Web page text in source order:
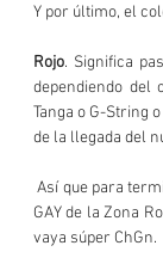
Y por último, el
Rojo. Significa
dependiendo del
Tanga o G-String
de la llegada del
Así que para terminar el año e iniciar el otro correctamente, mi consejo es que vayan a las tiendas
GAY de la Zona
vaya súper ChGn.